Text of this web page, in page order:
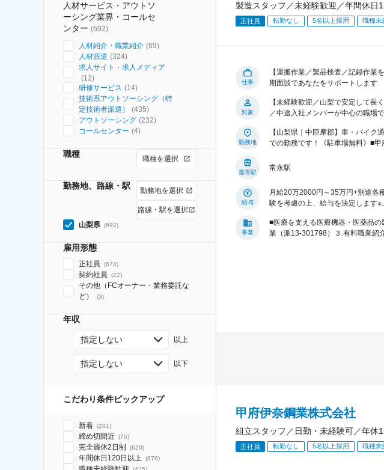
人材サービス・アウトソ
ーシング業界・コールセ
ンター (692)
人材紹介・職業紹介 (69)
人材派遣 (324)
求人サイト・求人メディア
(12)
研修サービス (14)
技術系アウトソーシング（特
定技術者派遣）
(435)
アウトソーシング (232)
コールセンター (4)
職種 職種を選択
勤務地、路線・駅 勤務地を選択
路線・駅を選択
山梨県 (692)
雇用形態
正社員 (674)
契約社員 (22)
その他（FCオーナー・業務委託な
ど）
(3)
年収
指定しない 以上
指定しない 以下
こだわり条件ピックアップ
新着 (281)
締め切間近 (76)
完全週休2日制 (620)
年間休日120日以上 (676)
製造スタッフ／未経験歓迎／年間休日
正社員 転勤なし 5名以上採用 職種未
仕事
【運搬作業／製品検査／記録作業
期面談であなたをサポートします
対象
【未経験歓迎／山梨で安定して長
／中途入社メンバーが中心の職場
勤務地
【山梨県｜中巨摩郡】車・バイ
での勤務です！《駐車場無料》■甲
最寄駅
常永駅
給与
月給20万2000円～35万円+別途各
験を考慮の上、給与を決定します※
事業
■医療を支える医療機器・医薬品
業（派13-301798）３.有料職業紹介
甲府伊奈鋼業株式会社
組立スタッフ／日勤・未経験可／年休
正社員 転勤なし 5名以上採用 職種未